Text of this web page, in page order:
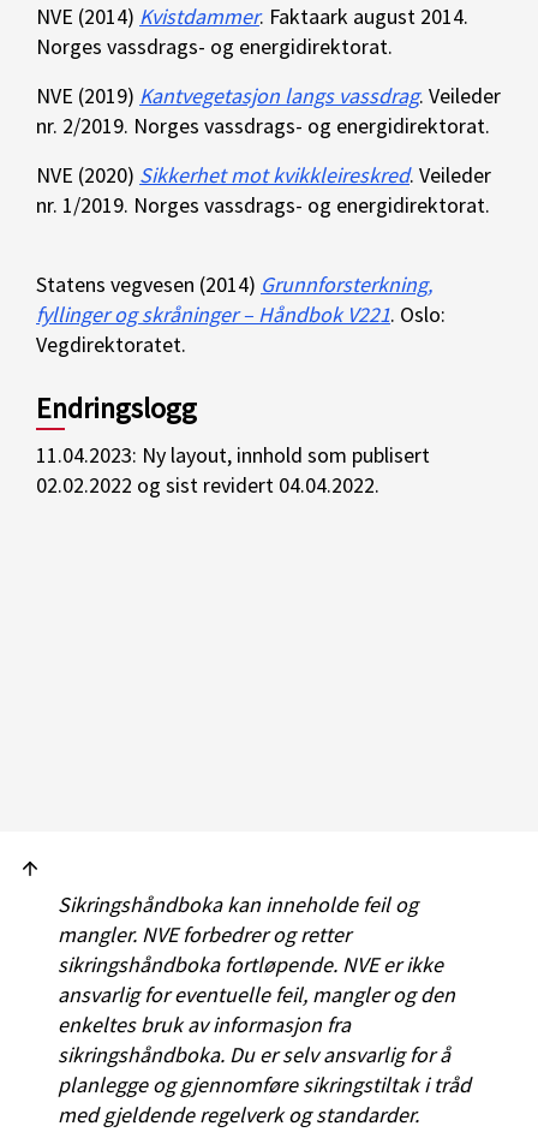
NVE (2014) Kvistdammer. Faktaark august 2014.
Norges vassdrags- og energidirektorat.
NVE (2019) Kantvegetasjon langs vassdrag. Veileder
nr. 2/2019. Norges vassdrags- og energidirektorat.
NVE (2020) Sikkerhet mot kvikkleireskred. Veileder
nr. 1/2019. Norges vassdrags- og energidirektorat.
Statens vegvesen (2014) Grunnforsterkning,
fyllinger og skråninger – Håndbok V221. Oslo:
Vegdirektoratet.
Endringslogg
11.04.2023: Ny layout, innhold som publisert
02.02.2022 og sist revidert 04.04.2022.
Sikringshåndboka kan inneholde feil og
mangler. NVE forbedrer og retter
sikringshåndboka fortløpende. NVE er ikke
ansvarlig for eventuelle feil, mangler og den
enkeltes bruk av informasjon fra
sikringshåndboka. Du er selv ansvarlig for å
planlegge og gjennomføre sikringstiltak i tråd
med gjeldende regelverk og standarder.